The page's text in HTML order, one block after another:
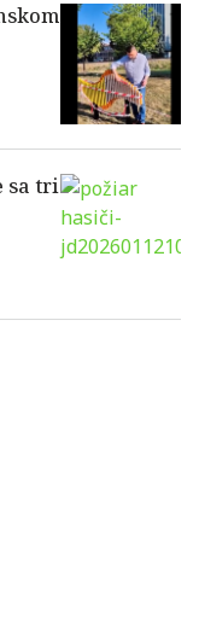
sa tri